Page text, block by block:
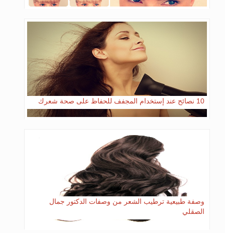
10 نصائح عند إستخدام المجفف للحفاظ على صحة شعرك
وصفة طبيعية ترطيب الشعر من وصفات الدكتور جمال
الصقلي